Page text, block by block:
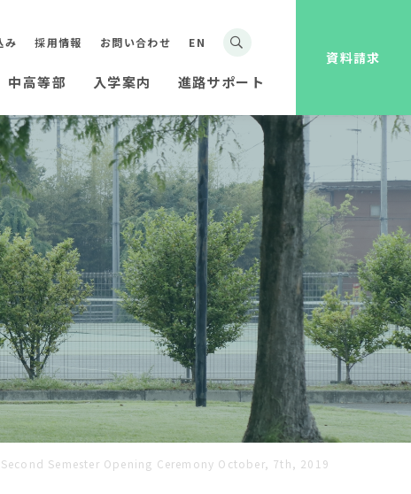
中高等部 入学案内 進路サポート
EN
お問い合わせ
資料請求
採用情報
み
Semester Opening Ceremony October, 7th, 2019